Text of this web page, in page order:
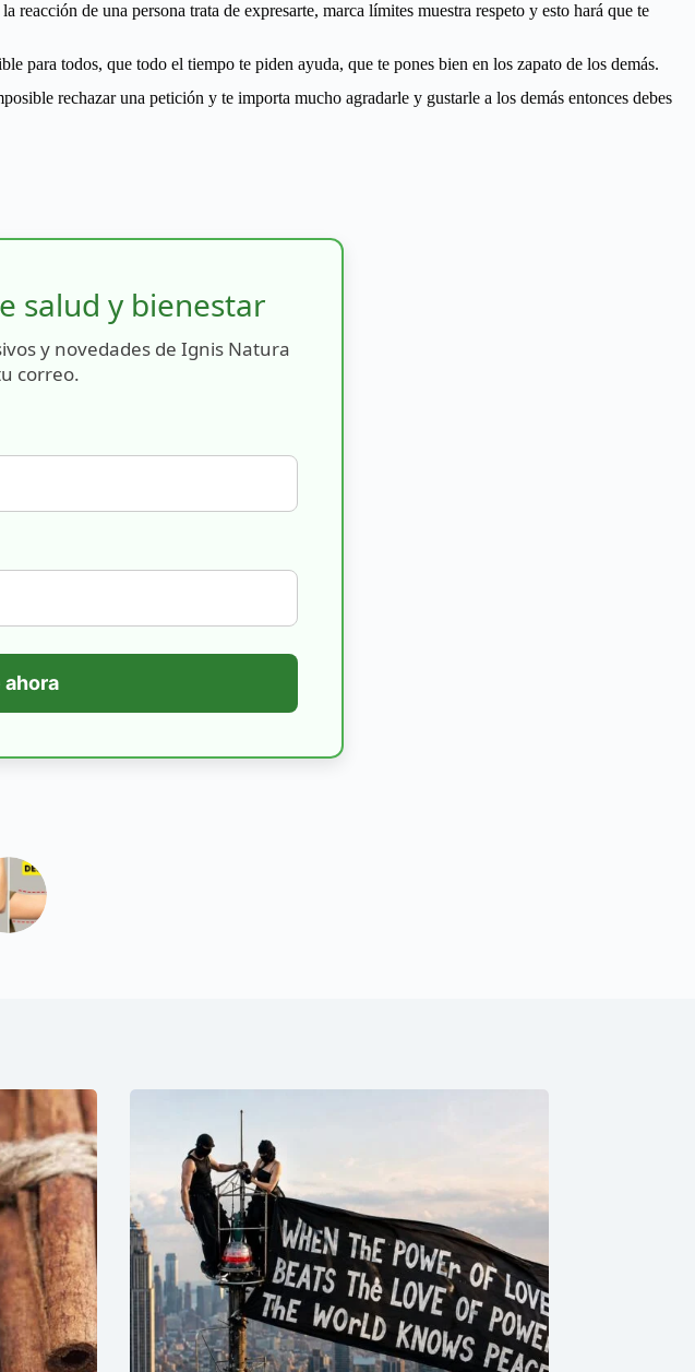
reacción de una persona trata de expresarte, marca límites muestra respeto y esto hará que te
para todos, que todo el tiempo te piden ayuda, que te pones bien en los zapato de los demás.
rechazar una petición y te importa mucho agradarle y gustarle a los demás entonces debes
salud y bienestar
y novedades de Ignis Natura
correo.
ahora